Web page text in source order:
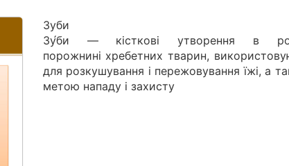
Зуби
Зу́би — кісткові утворення в
порожнині хребетних тварин,
для розкушування і пережовування їжі, а
метою нападу і захисту